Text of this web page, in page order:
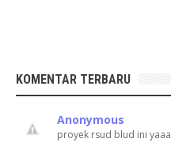
KOMENTAR TERBARU
Anonymous
proyek rsud blud ini yaaa